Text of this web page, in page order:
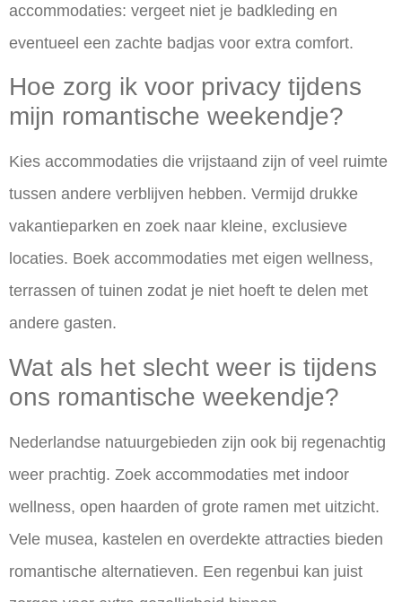
accommodaties: vergeet niet je badkleding en
eventueel een zachte badjas voor extra comfort.
Hoe zorg ik voor privacy tijdens
mijn romantische weekendje?
Kies accommodaties die vrijstaand zijn of veel ruimte
tussen andere verblijven hebben. Vermijd drukke
vakantieparken en zoek naar kleine, exclusieve
locaties. Boek accommodaties met eigen wellness,
terrassen of tuinen zodat je niet hoeft te delen met
andere gasten.
Wat als het slecht weer is tijdens
ons romantische weekendje?
Nederlandse natuurgebieden zijn ook bij regenachtig
weer prachtig. Zoek accommodaties met indoor
wellness, open haarden of grote ramen met uitzicht.
Vele musea, kastelen en overdekte attracties bieden
romantische alternatieven. Een regenbui kan juist